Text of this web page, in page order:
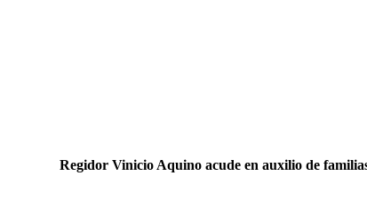
Regidor Vinicio Aquino acude en auxilio de